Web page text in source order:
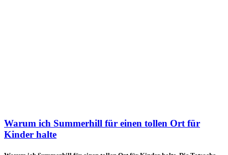
Warum ich Summerhill für einen tollen Ort für
Kinder halte